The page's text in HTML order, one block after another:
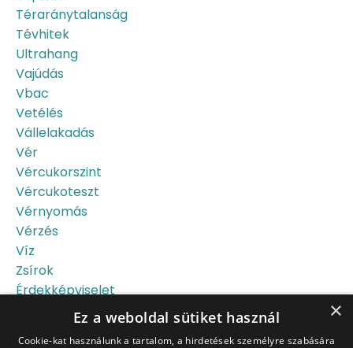
Téraránytalanság
Tévhitek
Ultrahang
Vajúdás
Vbac
Vetélés
Vállelakadás
Vér
Vércukorszint
Vércukoteszt
Vérnyomás
Vérzés
Víz
Zsírok
Érdekképviselet
×
Ez a weboldal sütiket használ
Cookie-kat használunk a tartalom, a hirdetések személyre szabására